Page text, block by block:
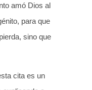
amó Dios al
para que
sino que
cita es un